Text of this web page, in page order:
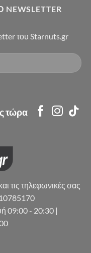
του Starnuts.gr
τώρα
τις τηλεφωνικές σας
09:00 - 20:30 |